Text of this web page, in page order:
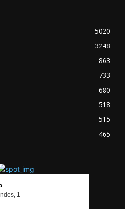
5020
3248
863
733
680
518
515
465